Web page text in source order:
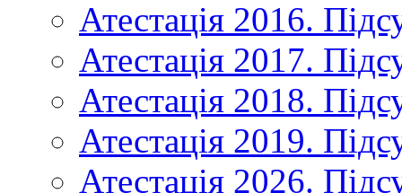
Атестація 2016.
Атестація 2017.
Атестація 2018.
Атестація 2019.
Атестація 2026.